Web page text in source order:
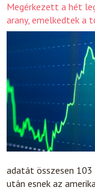
Megérkezett a hét
arany, emelkedtek a
adatát összesen
után esnek az